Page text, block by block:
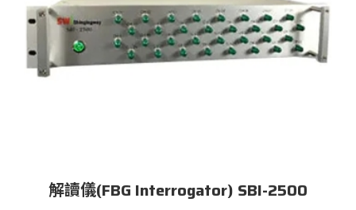
解讀儀(FBG Interrogator) SBI-2500